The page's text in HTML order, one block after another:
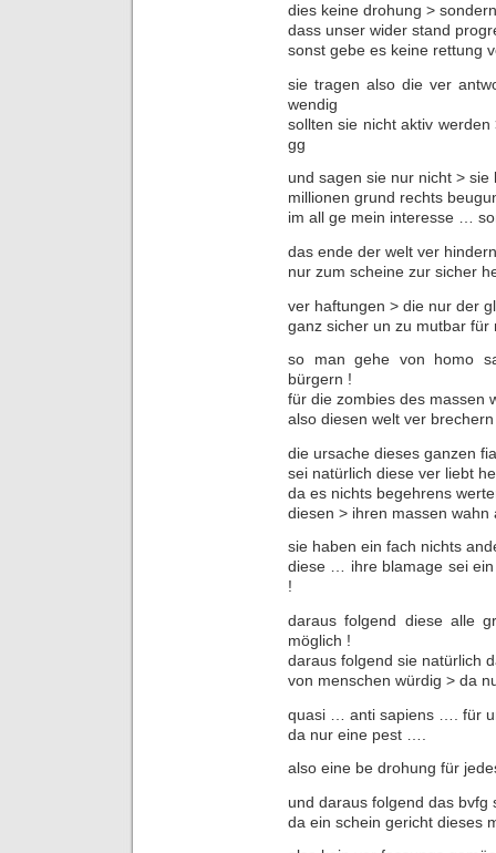
dies keine drohung >
dass unser wider stand
sonst gebe es keine rettung
sie tragen also die ver
wendig
sollten sie nicht aktiv
gg
und sagen sie nur nicht >
millionen grund rechts
im all ge mein interesse …
das ende der welt ver
nur zum scheine zur sicher
ver haftungen > die nur der
ganz sicher un zu mutbar für
so man gehe von homo
bürgern !
für die zombies des massen
also diesen welt ver
die ursache dieses ganzen
sei natürlich diese ver liebt
da es nichts begehrens
diesen > ihren massen wahn
sie haben ein fach nichts
diese … ihre blamage sei
!
daraus folgend diese alle
möglich !
daraus folgend sie natürlich
von menschen würdig > da
quasi … anti sapiens …. für
da nur eine pest ….
also eine be drohung für
und daraus folgend das bvfg
da ein schein gericht dieses